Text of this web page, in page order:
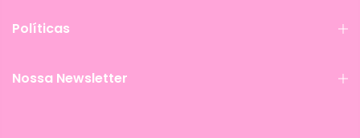
Políticas
Nossa Newsletter